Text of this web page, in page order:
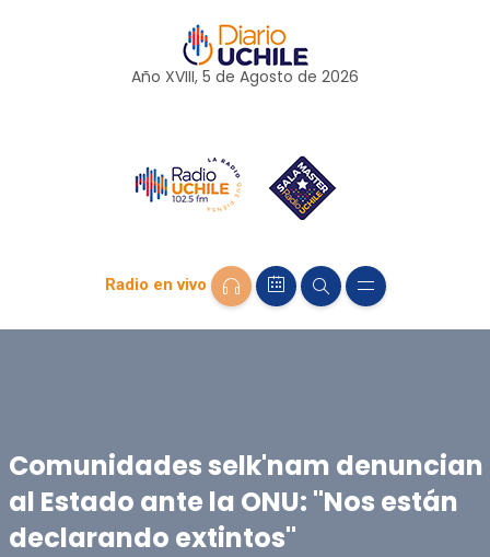
Año XVIII, 5 de Agosto de 2026
Radio en vivo
Comunidades selk'nam denuncian
al Estado ante la ONU: "Nos están
declarando extintos"